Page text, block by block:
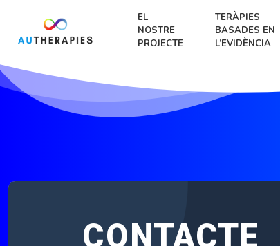
EL
NOSTRE
PROJECTE
TERÀPIES
BASADES EN
L’EVIDÈNCIA
CONTACTE